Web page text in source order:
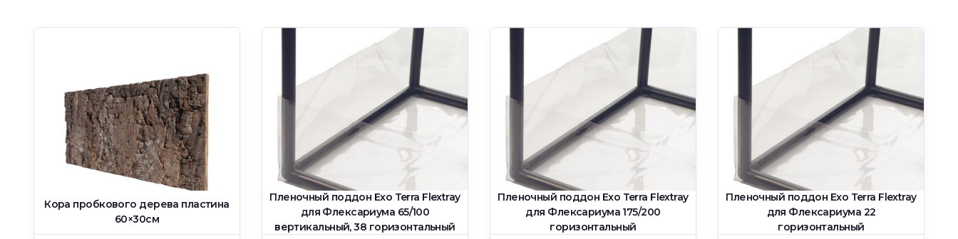
Кора пробкового дерева пластина
60×30см
Пленочный поддон Exo Terra Flextray
для Флексариума 65/100
вертикальный, 38 горизонтальный
Пленочный поддон Exo Terra Flextray
для Флексариума 175/200
горизонтальный
Пленочный поддон Exo Terra Flextray
для Флексариума 22
горизонтальный